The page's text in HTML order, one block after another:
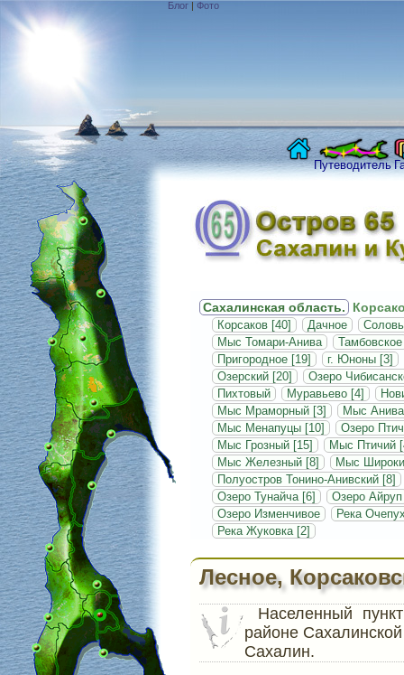
Блог | Фото
Путеводитель
Сахалинская область.
Корсаков [40] Дачное
Мыс Томари-Анива
Тамбовское
Пригородное [19]
г. Юноны [3]
Озерский [20]
Озеро
Пихтовый
Муравьево [4]
Мыс Мраморный [3]
Мыс Анива
Мыс Менапуцы [10]
Озеро
Мыс Грозный [15]
Мыс Птичий
Мыс Железный [8]
Мыс
Полуостров Тонино-Анивский [8]
Озеро Тунайча [6]
Озеро Айруп
Озеро Изменчивое
Река
Река Жуковка [2]
Лесное,
Населенный
районе
Сахалин.